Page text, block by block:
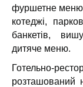
фуршетне
котеджі,
банкетів,
дитяче меню.
Готельно-
розташований